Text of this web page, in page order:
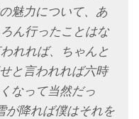
魅力について、あ
ん行ったことはな
れれば、ちゃんと
と言われれば六時
なって当然だっ
が降れば僕はそれを